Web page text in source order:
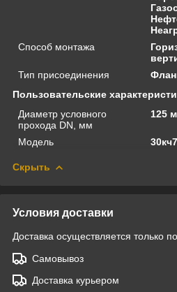
Способ монтажа
Тип присоединения
Пользовательские
Диаметр условного
прохода DN, мм
125
Модель
Скрыть
Условия доставки
Доставка осуществляется только
Самовывоз
Доставка курьером